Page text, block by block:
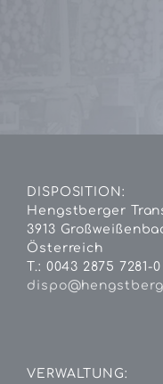
DISPOSITION:
Hengstberger
3913
Österreich
T.: 0043 2875 7281-0
VERWALTUNG: